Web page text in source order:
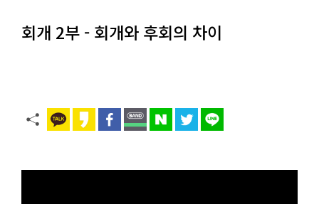
회개 2부 - 회개와 후회의 차이